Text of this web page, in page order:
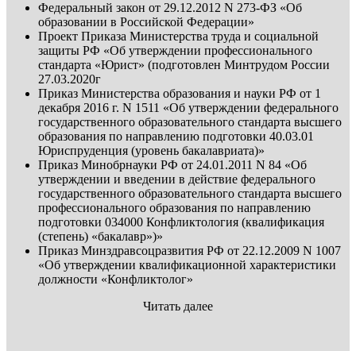
Федеральный закон от 29.12.2012 N 273-ФЗ «Об
образовании в Российской Федерации»
Проект Приказа Министерства труда и социальной
защиты РФ «Об утверждении профессионального
стандарта «Юрист» (подготовлен Минтрудом России
27.03.2020г
Приказ Министерства образования и науки РФ от 1
декабря 2016 г. N 1511 «Об утверждении федерального
государственного образовательного стандарта высшего
образования по направлению подготовки 40.03.01
Юриспруденция (уровень бакалавриата)»
Приказ Минобрнауки РФ от 24.01.2011 N 84 «Об
утверждении и введении в действие федерального
государственного образовательного стандарта высшего
профессионального образования по направлению
подготовки 034000 Конфликтология (квалификация
(степень) «бакалавр»)»
Приказ Минздравсоцразвития РФ от 22.12.2009 N 1007
«Об утверждении квалификационной характеристики
должности «Конфликтолог»
Читать далее